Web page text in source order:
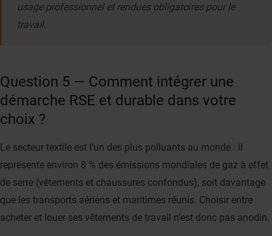
usage professionnel et rendues obligatoires pour le
travail.
Question 5 — Comment intégrer une
démarche RSE et durable dans votre
choix ?
Le secteur textile est l’un des plus polluants au monde : il
représente environ 8 % des émissions mondiales de gaz à effet
de serre (vêtements et chaussures confondus), soit davantage
que les transports aériens et maritimes réunis. Choisir entre
acheter et louer ses vêtements de travail n’est donc pas anodin.